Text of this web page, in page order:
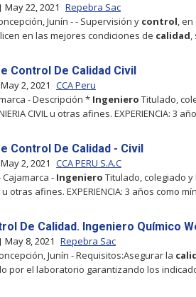
May 22, 2021 Repebra Sac
Junín - - Supervisión y control,
en las mejores condiciones de calidad,
Control De Calidad Civil
May 2, 2021 CCA Peru
- Descripción * Ingeniero Titulado,
CIVIL u otras afines. EXPERIENCIA: 3
Control De Calidad - Civil
May 2, 2021 CCA PERU S.A.C
Cajamarca - Ingeniero Titulado, colegiado
u otras afines. EXPERIENCIA: 3 años como
De Calidad. Ingeniero Químico
May 8, 2021 Repebra Sac
Junín - Requisitos:Asegurar la
por el laboratorio garantizando los